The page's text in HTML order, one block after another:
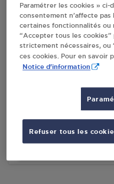
98 T AVENUE DE
92220
BAGNEUX
ESSO BAGNEUX
Paramétrer les cookies »
consentement n’affecte pas
certaines fonctionnalités ou
“Accepter tous les
strictement nécessaires, ou
ces cookies. Pour en savoir
Notice d'information
Refuser tous les